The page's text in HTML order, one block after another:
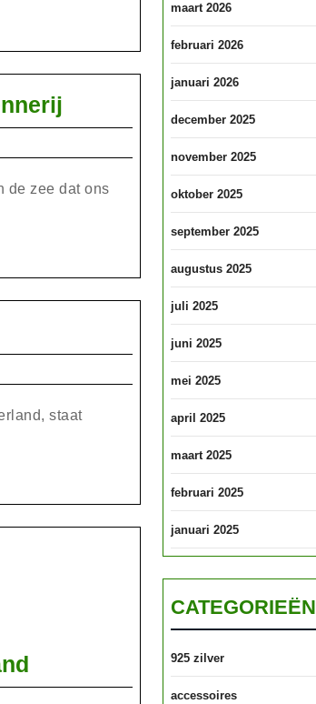
vanuit
jouw
Ideale
Vakantiehuis
Hotel
aan
Zee
Nederland:
Ontspanning
en
Verwennerij
de zee dat ons
staat
de
maart 2026
februari 2026
januari 2026
december 2025
november 2025
oktober 2025
september 2025
augustus 2025
juli 2025
juni 2025
mei 2025
april 2025
maart 2025
februari 2025
januari 2025
CATEGORIEËN
925 zilver
accessoires